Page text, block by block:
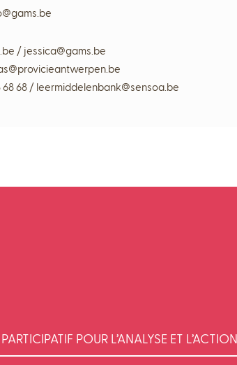
/ jessica@gams.be
68 68 / leermiddelenbank@sensoa.be
POUR L’ANALYSE ET L’ACTION